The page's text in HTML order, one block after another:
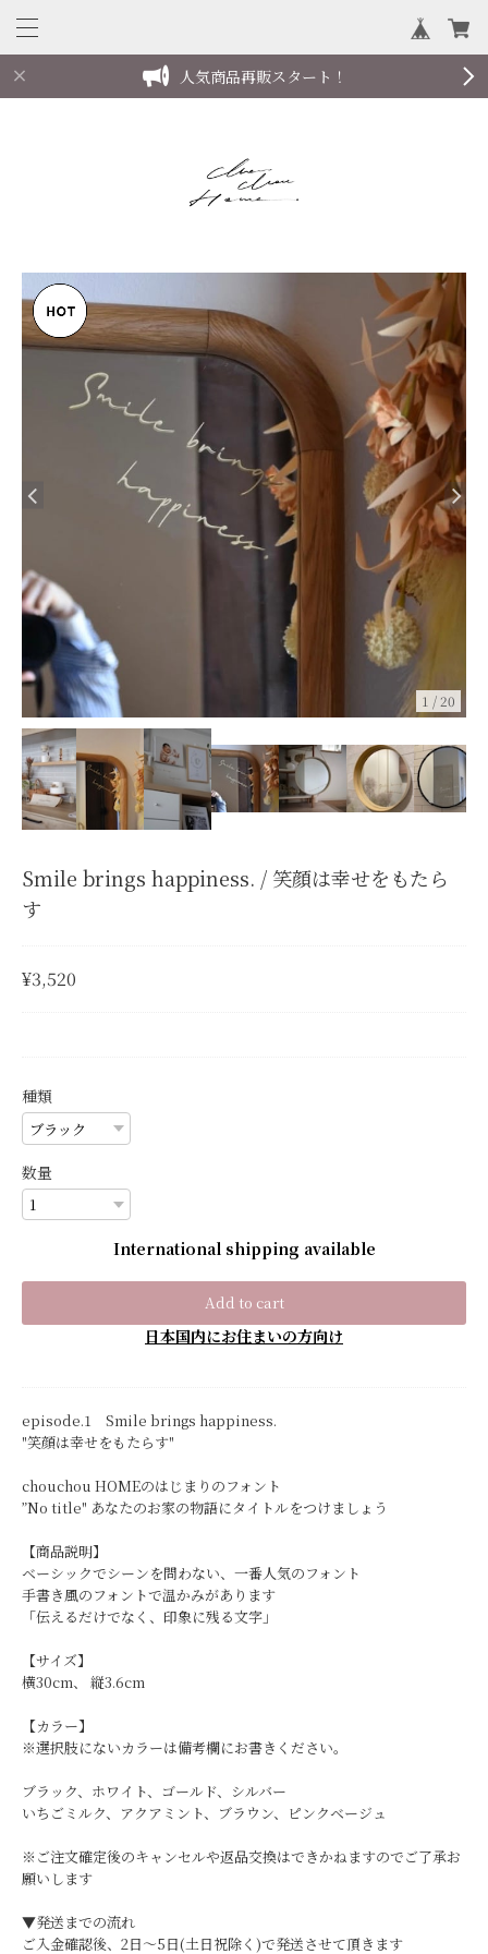
人気商品再販スタート！
1 / 20
Smile brings happiness. / 笑顔は幸せをもたら
す
¥3,520
種類
数量
International shipping available
Add to cart
日本国内にお住まいの方向け
episode.1 Smile brings happiness.
"笑顔は幸せをもたらす"
chouchou HOMEのはじまりのフォント
”No title" あなたのお家の物語にタイトルをつけましょう
【商品説明】
ベーシックでシーンを問わない、一番人気のフォント
手書き風のフォントで温かみがあります
「伝えるだけでなく、印象に残る文字」
【サイズ】
横30cm、 縦3.6cm
【カラー】
※選択肢にないカラーは備考欄にお書きください。
ブラック、ホワイト、ゴールド、シルバー
いちごミルク、アクアミント、ブラウン、ピンクベージュ
※ご注文確定後のキャンセルや返品交換はできかねますのでご了承お
願いします
▼発送までの流れ
ご入金確認後、2日〜5日(土日祝除く)で発送させて頂きます